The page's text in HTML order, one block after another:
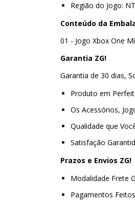
Região do Jogo:
Conteúdo da
01 - Jogo Xbox One
Garantia ZG!
Garantia de 30 dias,
Produto em
Os Acessórios,
Qualidade que
Satisfação
Prazos e Envios ZG!
Modalidade Frete
Pagamentos